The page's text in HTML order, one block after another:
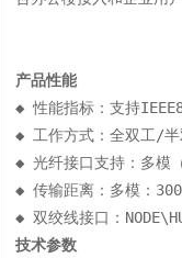
产品性能
◆ 性能指标：支持
◆ 工作方式：全双工/
◆ 光纤接口支持：多模
◆ 传输距离：多模：
◆ 双绞线接口：
技术参数